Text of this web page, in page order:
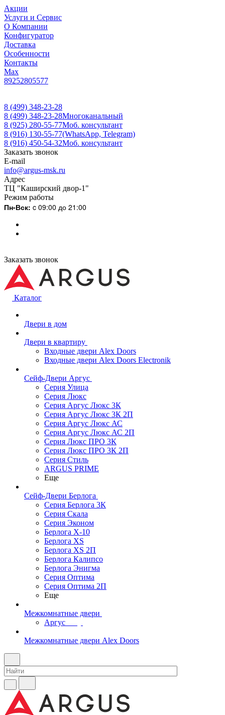
Акции
Услуги и Сервис
О Компании
Конфигуратор
Доставка
Особенности
Контакты
Max
89252805577
8 (499) 348-23-28
8 (499) 348-23-28Многоканальный
8 (925) 280-55-77Моб. консультант
8 (916) 130-55-77(WhatsApp, Telegram)
8 (916) 450-54-32Моб. консультант
Заказать звонок
E-mail
info@argus-msk.ru
Адрес
ТЦ "Каширский двор-1"
Режим работы
Пн-Вск: c 09:00 до 21:00
Заказать звонок
Каталог
Двери в дом
Двери в квартиру
Входные двери Alex Doors
Входные двери Alex Doors Electronik
Сейф-Двери Аргус
Серия Улица
Серия Люкс
Серия Аргус Люкс 3К
Серия Аргус Люкс 3К 2П
Серия Аргус Люкс АС
Серия Аргус Люкс АС 2П
Серия Люкс ПРО 3К
Серия Люкс ПРО 3К 2П
Серия Стиль
ARGUS PRIME
Еще
Сейф-Двери Берлога
Серия Берлога 3К
Серия Скала
Серия Эконом
Берлога X-10
Берлога XS
Берлога XS 2П
Берлога Калипсо
Берлога Энигма
Серия Оптима
Серия Оптима 2П
Еще
Межкомнатные двери
Аргус
Межкомнатные двери Alex Doors